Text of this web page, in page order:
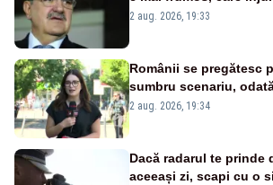
țipă mai tare, ci pe
2 aug. 2026, 19:33
Românii se pregătesc
sumbru scenariu,
energetică
2 aug. 2026, 19:34
Dacă radarul te prinde
aceeași zi, scapi cu o